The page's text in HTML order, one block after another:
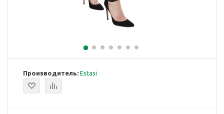
Производитель: Estasi